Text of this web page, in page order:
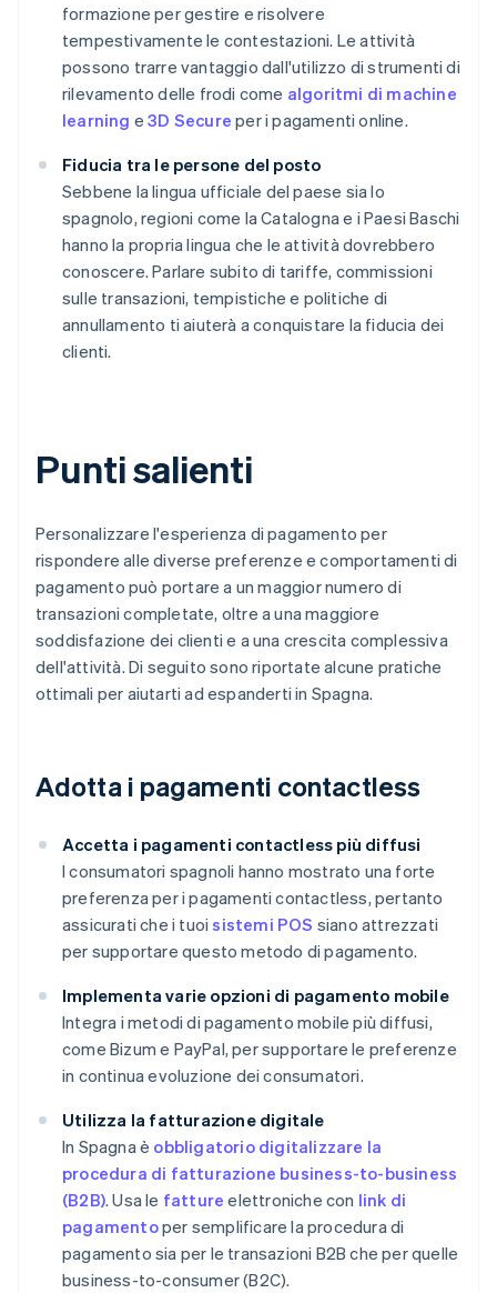
formazione per gestire e risolvere
tempestivamente le contestazioni. Le attività
possono trarre vantaggio dall'utilizzo di strumenti di
rilevamento delle frodi come algoritmi di machine
learning e3D Secure per i pagamenti online.
Fiducia tra le persone del posto
Sebbene la lingua ufficiale del paese sia lo
spagnolo, regioni come la Catalogna e i Paesi Baschi
hanno la propria lingua che le attività dovrebbero
conoscere. Parlare subito di tariffe, commissioni
sulle transazioni, tempistiche e politiche di
annullamento ti aiuterà a conquistare la fiducia dei
clienti.
Punti salienti
Personalizzare l'esperienza di pagamento per
rispondere alle diverse preferenze e comportamenti di
pagamento può portare a un maggior numero di
transazioni completate, oltre a una maggiore
soddisfazione dei clienti e a una crescita complessiva
dell'attività. Di seguito sono riportate alcune pratiche
ottimali per aiutarti ad espanderti in Spagna.
Adotta i pagamenti contactless
Accetta i pagamenti contactless più diffusi
I consumatori spagnoli hanno mostrato una forte
preferenza per i pagamenti contactless, pertanto
assicurati che i tuoisistemi POS siano attrezzati
per supportare questo metodo di pagamento.
Implementa varie opzioni di pagamento mobile
Integra i metodi di pagamento mobile più diffusi,
come Bizum e PayPal, per supportare le preferenze
in continua evoluzione dei consumatori.
Utilizza la fatturazione digitale
In Spagna è obbligatorio digitalizzare la
procedura di fatturazione business-to-business
(B2B). Usa le fatture elettroniche con link di
pagamentoper semplificare la procedura di
pagamento sia per le transazioni B2B che per quelle
business-to-consumer (B2C).